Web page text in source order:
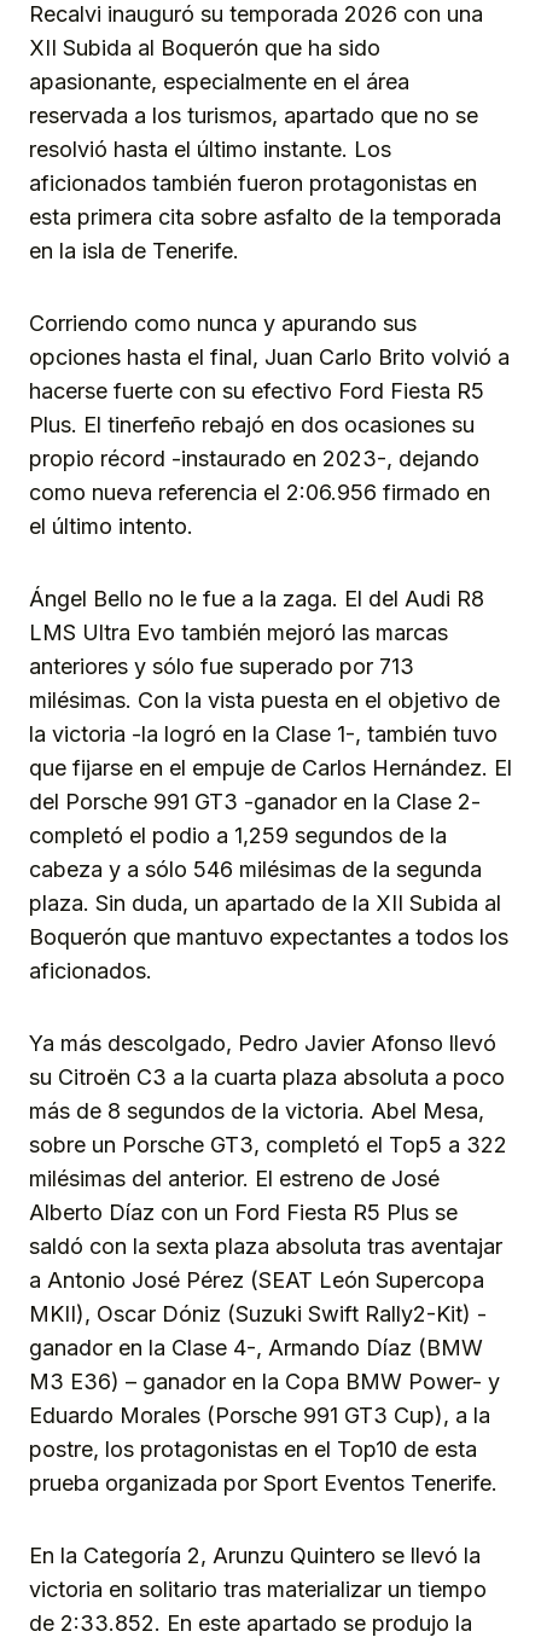
Recalvi inauguró su temporada 2026 con una
XII Subida al Boquerón que ha sido
apasionante, especialmente en el área
reservada a los turismos, apartado que no se
resolvió hasta el último instante. Los
aficionados también fueron protagonistas en
esta primera cita sobre asfalto de la temporada
en la isla de Tenerife.
Corriendo como nunca y apurando sus
opciones hasta el final, Juan Carlo Brito volvió a
hacerse fuerte con su efectivo Ford Fiesta R5
Plus. El tinerfeño rebajó en dos ocasiones su
propio récord -instaurado en 2023-, dejando
como nueva referencia el 2:06.956 firmado en
el último intento.
Ángel Bello no le fue a la zaga. El del Audi R8
LMS Ultra Evo también mejoró las marcas
anteriores y sólo fue superado por 713
milésimas. Con la vista puesta en el objetivo de
la victoria -la logró en la Clase 1-, también tuvo
que fijarse en el empuje de Carlos Hernández. El
del Porsche 991 GT3 -ganador en la Clase 2-
completó el podio a 1,259 segundos de la
cabeza y a sólo 546 milésimas de la segunda
plaza. Sin duda, un apartado de la XII Subida al
Boquerón que mantuvo expectantes a todos los
aficionados.
Ya más descolgado, Pedro Javier Afonso llevó
su Citroën C3 a la cuarta plaza absoluta a poco
más de 8 segundos de la victoria. Abel Mesa,
sobre un Porsche GT3, completó el Top5 a 322
milésimas del anterior. El estreno de José
Alberto Díaz con un Ford Fiesta R5 Plus se
saldó con la sexta plaza absoluta tras aventajar
a Antonio José Pérez (SEAT León Supercopa
MKII), Oscar Dóniz (Suzuki Swift Rally2-Kit) -
ganador en la Clase 4-, Armando Díaz (BMW
M3 E36) – ganador en la Copa BMW Power- y
Eduardo Morales (Porsche 991 GT3 Cup), a la
postre, los protagonistas en el Top10 de esta
prueba organizada por Sport Eventos Tenerife.
En la Categoría 2, Arunzu Quintero se llevó la
victoria en solitario tras materializar un tiempo
de 2:33.852. En este apartado se produjo la